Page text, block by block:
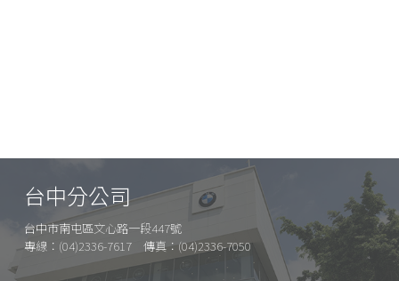
台中分公司
台中市南屯區文心路一段447號
專線：(04)2336-7617 傳真：(04)2336-7050